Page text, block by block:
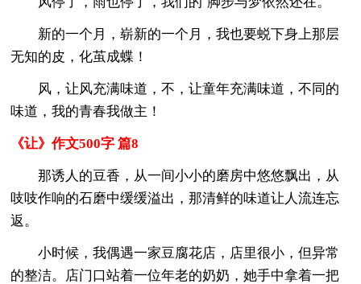
新的一个月，崭新的一个月，我也要蜕下身上那层
无知的皮，化茧成蝶！
风，让风充满味道，不，让童年充满味道，不同的
味道，我的青春我做主！
《让》作文500字 篇8
那诱人的豆香，从一间小小的磨房中悠悠飘出，从
吱吱作响的石磨中缓缓溢出，那清鲜的味道让人流连忘
返。
小时候，我偶遇一家豆腐花店，店里很小，但异常
的整洁。店门口站着一位年老的奶奶，她手中拿着一把